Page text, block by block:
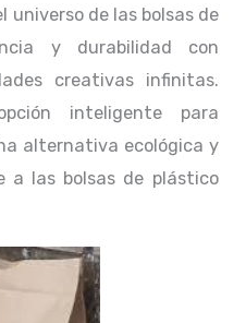
universo de las bolsas de
y durabilidad con
creativas infinitas.
inteligente para
alternativa ecológica y
a las bolsas de plástico